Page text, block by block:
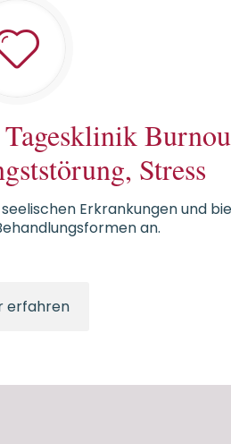
Stress
Erkrankungen und
an.
erfahren